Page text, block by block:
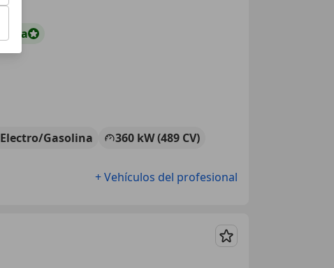
oferta
Electro/Gasolina
360 kW (489 CV)
+ Vehículos del profesional
Guardar